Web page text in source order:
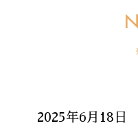
2025年6月18日